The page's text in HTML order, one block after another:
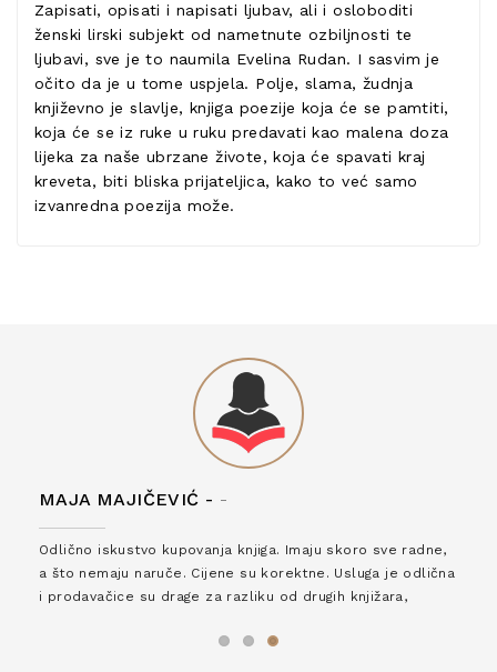
Zapisati, opisati i napisati ljubav, ali i osloboditi
ženski lirski subjekt od nametnute ozbiljnosti te
ljubavi, sve je to naumila Evelina Rudan. I sasvim je
očito da je u tome uspjela. Polje, slama, žudnja
književno je slavlje, knjiga poezije koja će se pamtiti,
koja će se iz ruke u ruku predavati kao malena doza
lijeka za naše ubrzane živote, koja će spavati kraj
kreveta, biti bliska prijateljica, kako to već samo
izvanredna poezija može.
MAJA MAJIČEVIĆ - -
Odlično iskustvo kupovanja knjiga. Imaju skoro sve radne,
a što nemaju naruče. Cijene su korektne. Usluga je odlična
i prodavačice su drage za razliku od drugih knjižara,